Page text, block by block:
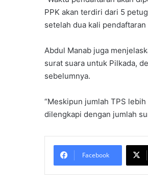
PPK akan terdiri dari 5
setelah dua kali pendaftaran
Abdul Manab juga
surat suara untuk Pilkada,
sebelumnya.
“Meskipun jumlah TPS
dilengkapi dengan jumlah
Facebook